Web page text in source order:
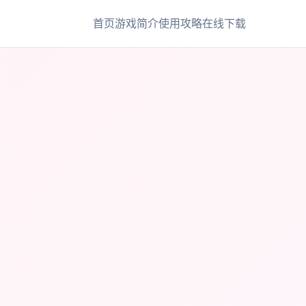
首页游戏简介使用攻略在线下载